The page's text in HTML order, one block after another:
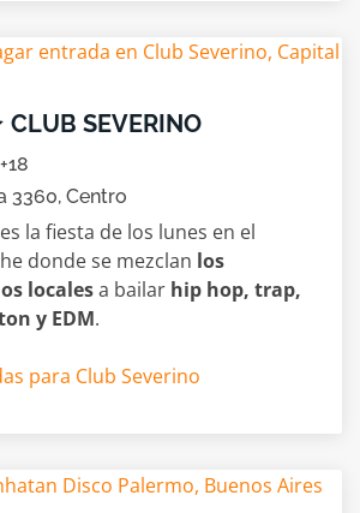
CLUB SEVERINO
+18
3360, Centro
es la fiesta de los lunes en el
donde se mezclan los
localesa bailar hip hop, trap,
y EDM.
para Club Severino